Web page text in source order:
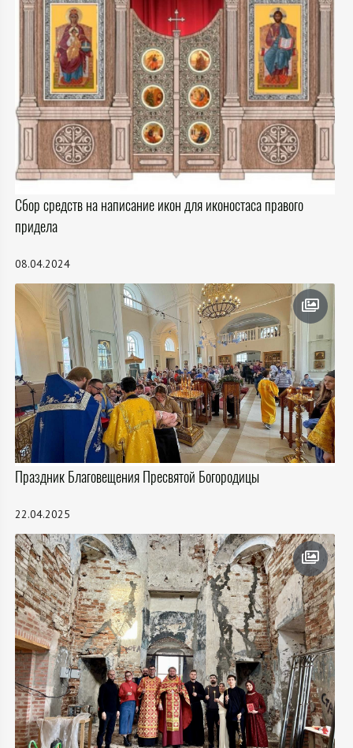
Сбор средств на написание икон для иконостаса правого
придела
08.04.2024
Праздник Благовещения Пресвятой Богородицы
22.04.2025